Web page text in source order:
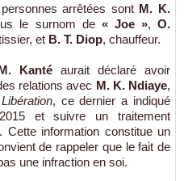
arrêtées sont M. K.
le surnom de « Joe »,O.
et B. T. Diop, chauffeur.
Kantéaurait déclaré avoir
relations avec M. K. Ndiaye,
Libération, ce dernier a indiqué
et suivre un traitement
Cette information constitue un
de rappeler que le fait de
une infraction en soi.